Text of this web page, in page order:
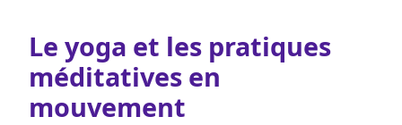
Le yoga et les pratiques
méditatives en
mouvement